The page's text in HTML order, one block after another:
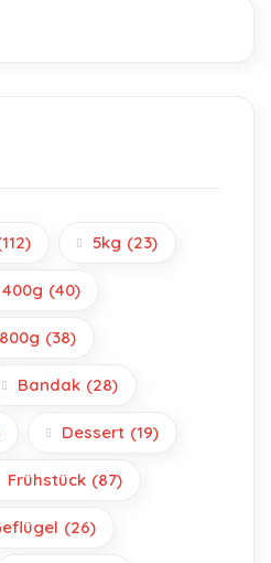
5kg (23)
400g (40)
800g (38)
Bandak (28)
Dessert (19)
Frühstück (87)
(26)